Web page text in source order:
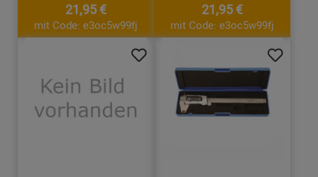
21,95 €
mit Code: e3oc5w99fj
21,95 €
mit Code: e3oc5w99fj